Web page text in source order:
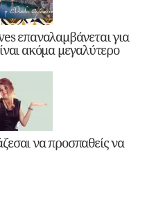
επαναλαμβάνεται για
ακόμα μεγαλύτερο
να προσπαθείς να